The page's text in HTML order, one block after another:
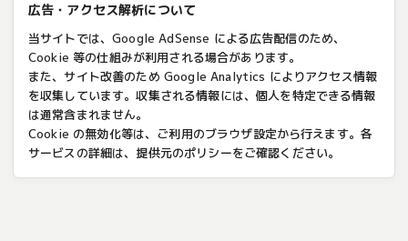
広告・アクセス解析について
当サイトでは、Google AdSense による広告配信のため、
Cookie 等の仕組みが利用される場合があります。
また、サイト改善のため Google Analytics によりアクセス情報
を収集しています。収集される情報には、個人を特定できる情報
は通常含まれません。
Cookie の無効化等は、ご利用のブラウザ設定から行えます。各
サービスの詳細は、提供元のポリシーをご確認ください。